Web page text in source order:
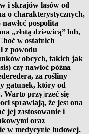
i skrajów lasów od
o charakterystycznych,
pospolita
„złotą dziewicą” lub,
w ostatnich
z powodu
obcych, takich jak
czy nawłoć późna
za rośliny
gatunek, który od
Warto przyjrzeć się
sprawiają, że jest ona
jej zastosowanie i
oraz
w medycynie ludowej.